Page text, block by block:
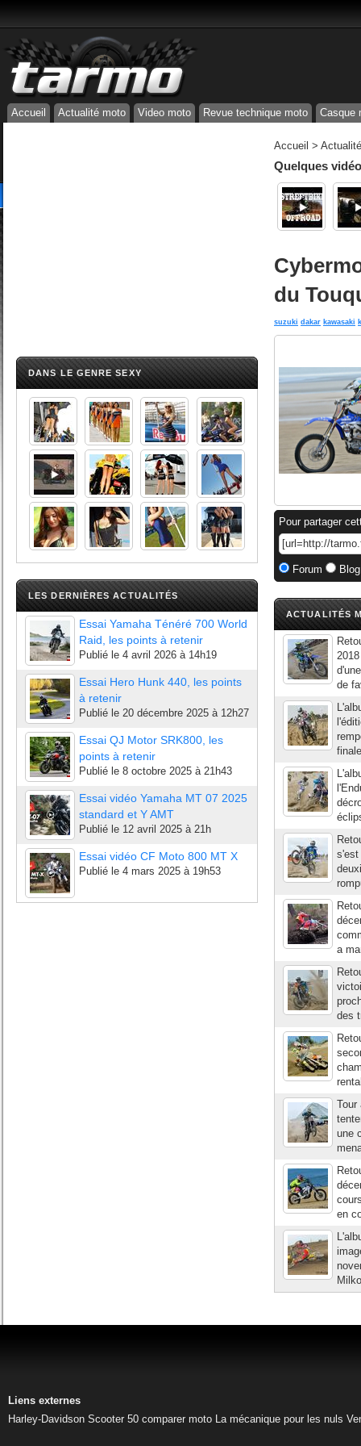
Accueil Actualité moto Video moto Revue technique moto Casque
DANS LE GENRE SEXY
LES DERNIÈRES ACTUALITÉS
Essai Yamaha Ténéré 700 World
Raid, les points à retenir
Publié le 4 avril 2026 à 14h19
Essai Hero Hunk 440, les points
à retenir
Publié le 20 décembre 2025 à 12h27
Essai QJ Motor SRK800, les
points à retenir
Publié le 8 octobre 2025 à 21h43
Essai vidéo Yamaha MT 07 2025
standard et Y AMT
Publié le 12 avril 2025 à 21h
Essai vidéo CF Moto 800 MT X
Publié le 4 mars 2025 à 19h53
Accueil >
Quelques
du
suzuki dakar kawasaki
Pour partager
Forum
ACTUALITÉS
de
s'est
a
des
Tour
une
en
Liens externes
Harley-Davidson Scooter 50 comparer moto La mécanique pour les nuls